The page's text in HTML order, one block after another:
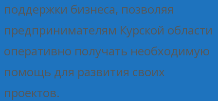
поддержки бизнеса, позволяя
предпринимателям Курской области
оперативно получать необходимую
помощь для развития своих
проектов.